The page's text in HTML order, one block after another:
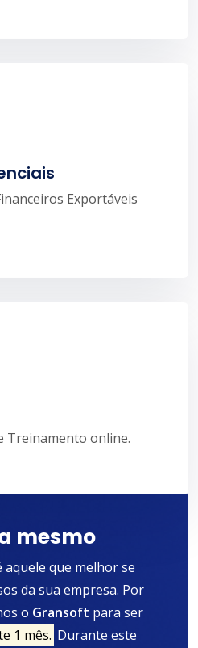
Exportáveis
Treinamento online.
mesmo
que melhor se
da sua empresa. Por
o Gransoft para ser
1 mês. Durante este